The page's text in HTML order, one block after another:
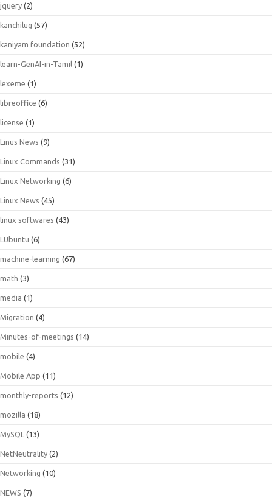
jquery (2)
kanchilug (57)
kaniyam foundation (52)
learn-GenAI-in-Tamil (1)
lexeme (1)
libreoffice (6)
license (1)
Linus News (9)
Linux Commands (31)
Linux Networking (6)
Linux News (45)
linux softwares (43)
LUbuntu (6)
machine-learning (67)
math (3)
media (1)
Migration (4)
Minutes-of-meetings (14)
mobile (4)
Mobile App (11)
monthly-reports (12)
mozilla (18)
MySQL (13)
NetNeutrality (2)
Networking (10)
NEWS (7)